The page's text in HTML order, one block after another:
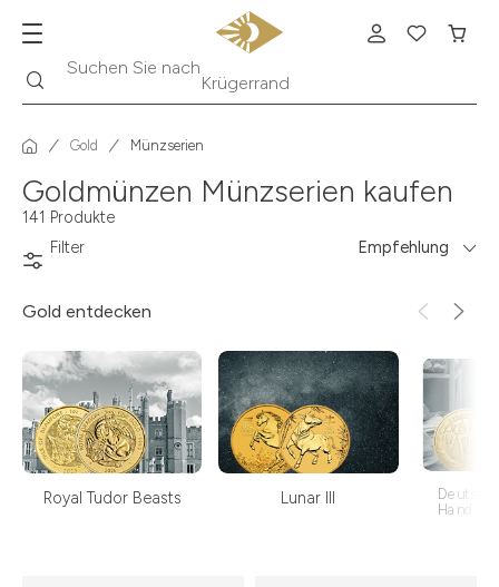
Suchen Sie nach
Gold Münzserien
Goldmünzen Münzserien kaufen
141 Produkte
Filter
Empfehlung
Gold entdecken
Royal Tudor Beasts Lunar III